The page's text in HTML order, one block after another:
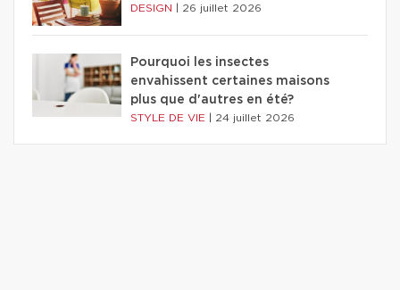
DESIGN 26 juillet 2026
Pourquoi les insectes
envahissent certaines maisons
plus que d'autres en été?
STYLE DE VIE 24 juillet 2026